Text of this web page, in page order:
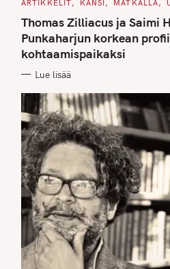
T
E
G
O
R
I
S
ARTIKKELIT KANSI MATKALLA
Thomas Zilliacus ja Saimi
Punkaharjun korkean
kohtaamispaikaksi
Lue lisää